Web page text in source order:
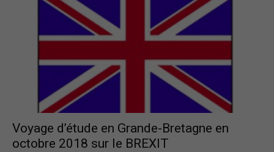
Voyage d’étude en Grande-Bretagne en
octobre 2018 sur le BREXIT